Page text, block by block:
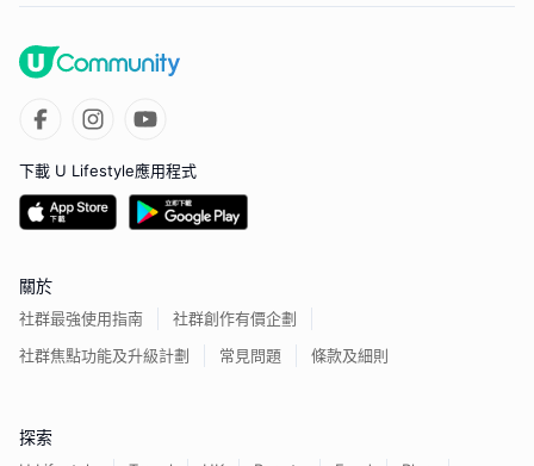
下載 U Lifestyle應用程式
關於
社群最強使用指南
社群創作有價企劃
社群焦點功能及升級計劃
常見問題 條款及細則
探索